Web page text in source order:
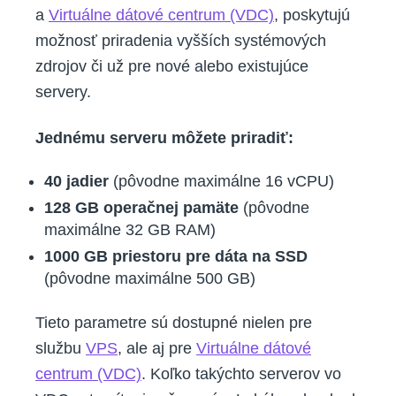
a Virtuálne dátové centrum (VDC), poskytujú
možnosť priradenia vyšších systémových
zdrojov či už pre nové alebo existujúce
servery.
Jednému serveru môžete priradiť:
40 jadier (pôvodne maximálne 16 vCPU)
128 GB operačnej pamäte (pôvodne
maximálne 32 GB RAM)
1000 GB priestoru pre dáta na SSD
(pôvodne maximálne 500 GB)
Tieto parametre sú dostupné nielen pre
službu VPS, ale aj pre Virtuálne dátové
centrum (VDC). Koľko takýchto serverov vo